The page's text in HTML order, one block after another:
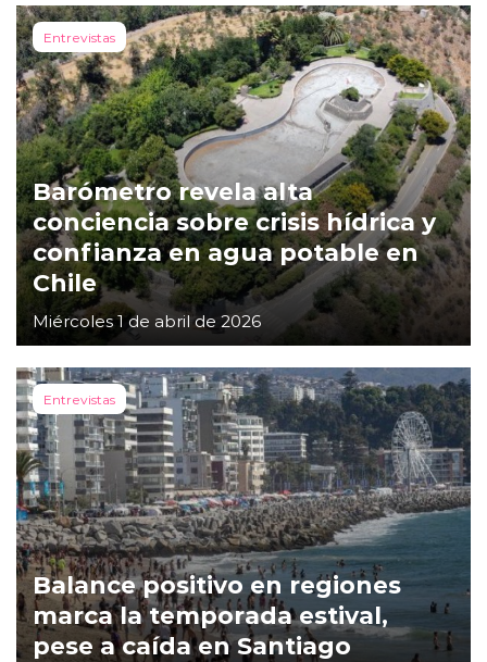
Entrevistas
Barómetro revela alta
conciencia sobre crisis hídrica y
confianza en agua potable en
Chile
Miércoles 1 de abril de 2026
Entrevistas
Balance positivo en regiones
marca la temporada estival,
pese a caída en Santiago